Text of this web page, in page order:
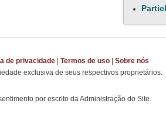
de privacidade | Termos de uso | Sobre nós
exclusiva de seus respectivos proprietários.
por escrito da Administração do Site.